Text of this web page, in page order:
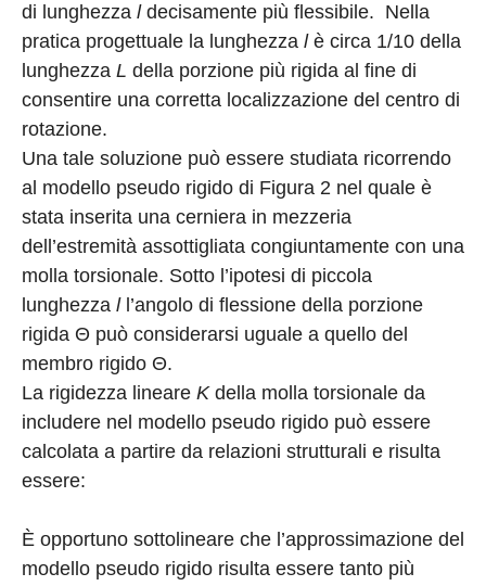
di lunghezza ldecisamente più flessibile. Nella
pratica progettuale la lunghezza lè circa 1/10 della
lunghezza L della porzione più rigida al fine di
consentire una corretta localizzazione del centro di
rotazione.
Una tale soluzione può essere studiata ricorrendo
al modello pseudo rigido di Figura 2 nel quale è
stata inserita una cerniera in mezzeria
dell’estremità assottigliata congiuntamente con una
molla torsionale. Sotto l’ipotesi di piccola
lunghezza ll’angolo di flessione della porzione
rigida Θ può considerarsi uguale a quello del
membro rigido Θ.
La rigidezza lineare Kdella molla torsionale da
includere nel modello pseudo rigido può essere
calcolata a partire da relazioni strutturali e risulta
essere:
È opportuno sottolineare che l’approssimazione del
modello pseudo rigido risulta essere tanto più